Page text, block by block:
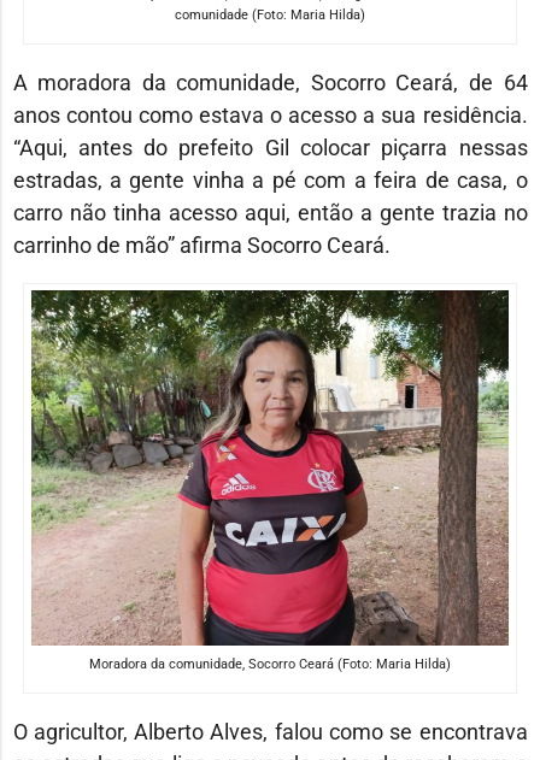
comunidade (Foto: Maria Hilda)
A moradora da comunidade, Socorro Ceará, de 64
anos contou como estava o acesso a sua residência.
“Aqui, antes do prefeito Gil colocar piçarra nessas
estradas, a gente vinha a pé com a feira de casa, o
carro não tinha acesso aqui, então a gente trazia no
carrinho de mão” afirma Socorro Ceará.
Moradora da comunidade, Socorro Ceará (Foto: Maria Hilda)
O agricultor, Alberto Alves, falou como se encontrava